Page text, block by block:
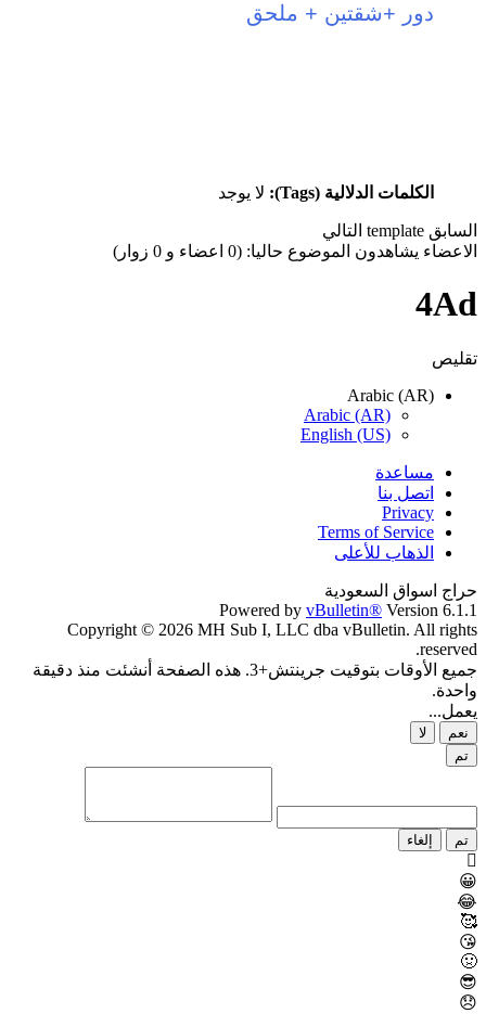
دور +شقتين + ملحق
الكلمات الدلالية (Tags): لا يوجد
السابق template التالي
الاعضاء يشاهدون الموضوع حاليا: (0 اعضاء و 0 زوار)
4Ad
تقليص
Arabic (AR)
Arabic (AR)
English (US)
مساعدة
اتصل بنا
Privacy
Terms of Service
الذهاب للأعلى
حراج اسواق السعودية
Powered by vBulletin® Version 6.1.1
Copyright © 2026 MH Sub I, LLC dba vBulletin. All rights
reserved.
جميع الأوقات بتوقيت جرينتش+3. هذه الصفحة أنشئت منذ دقيقة
واحدة.
يعمل...
نعم
لا
تم
تم إلغاء
😀
😂
🥰
😘
🤢
😎
😞